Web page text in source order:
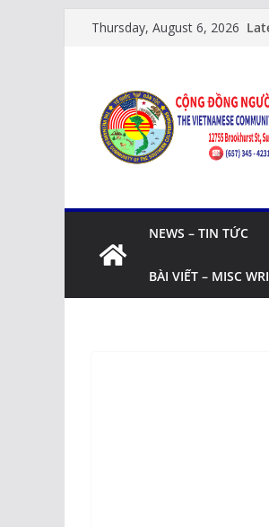
Thursday, August 6, 2026
NEWS – TIN TỨC
BÀI VIẾT – MISC